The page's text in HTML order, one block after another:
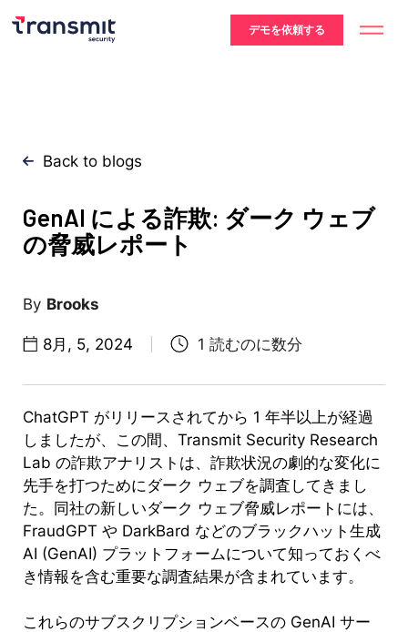
デモを依頼する
Back to blogs
GenAI による詐欺: ダーク ウェブ
の脅威レポート
Brooks
8月, 5, 2024
ChatGPT がリリースされてから 1 年半以上が経過
しましたが、この間、Transmit Security Research
Lab の詐欺アナリストは、詐欺状況の劇的な変化に
先手を打つためにダーク ウェブを調査してきまし
た。同社の新しいダーク ウェブ脅威レポートには、
FraudGPT や DarkBard などのブラックハット生成
AI (GenAI) プラットフォームについて知っておくべ
き情報を含む重要な調査結果が含まれています。
これらのサブスクリプションベースの GenAI サー